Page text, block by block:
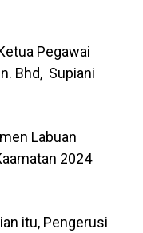
Pegawai
Bhd, Supiani
Labuan
2024
itu, Pengerusi